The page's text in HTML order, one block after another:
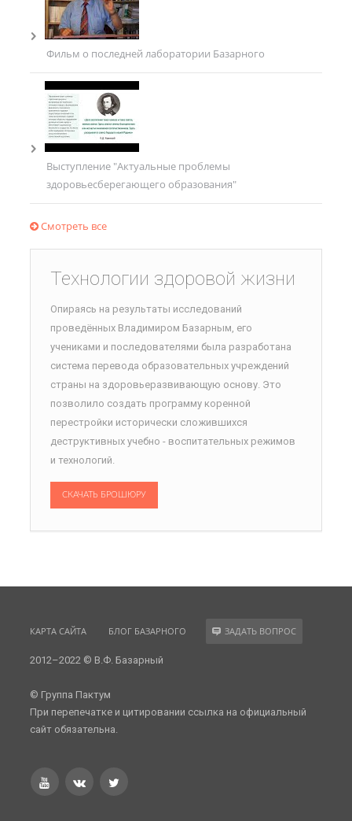
Фильм о последней лаборатории Базарного
Выступление "Актуальные проблемы
здоровьесберегающего образования"
Смотреть все
Технологии здоровой жизни
Опираясь на результаты исследований
проведённых Владимиром Базарным, его
учениками и последователями была разработана
система перевода образовательных учреждений
страны на здоровьеразвивающую основу. Это
позволило создать программу коренной
перестройки исторически сложившихся
деструктивных учебно - воспитательных режимов
и технологий.
СКАЧАТЬ БРОШЮРУ
КАРТА САЙТА БЛОГ БАЗАРНОГО ЗАДАТЬ ВОПРОС
2012–2022 © В.Ф. Базарный
© Группа Пактум
При перепечатке и цитировании ссылка на официальный
сайт обязательна.